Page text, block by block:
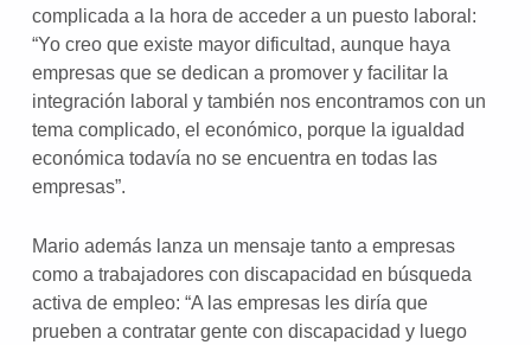
complicada a la hora de acceder a un puesto laboral:
“Yo creo que existe mayor dificultad, aunque haya
empresas que se dedican a promover y facilitar la
integración laboral y también nos encontramos con un
tema complicado, el económico, porque la igualdad
económica todavía no se encuentra en todas las
empresas”.
Mario además lanza un mensaje tanto a empresas
como a trabajadores con discapacidad en búsqueda
activa de empleo: “A las empresas les diría que
prueben a contratar gente con discapacidad y luego